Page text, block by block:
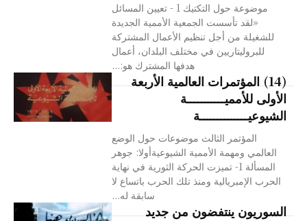
موضوعة حول التكتيك 1 - تعيين المسائل
«لقد تأسست الجمعية الأممية الجديدة
للشغيلة من أجل تنظيم الأعمال المشتركة
للبروليتاريين في مختلف البلدان، أعمال
هدفها المشترك هو:...
(14) المؤتمرات العالمية الأربعة
الأولى للأمميـــــــــــة
الشيوعيــــــــــــــة
المؤتمر الثالث موضوعات حول الوضع
العالمي ومهمة الأممية الشيوعيةأولا: جوهر
المسألة 1- تميزت الحركة الثورية في نهاية
الحرب الإمبريالية ومنذ تلك الحرب باتساع لا
سابقة له...
السوريون ينتفضون من جديد